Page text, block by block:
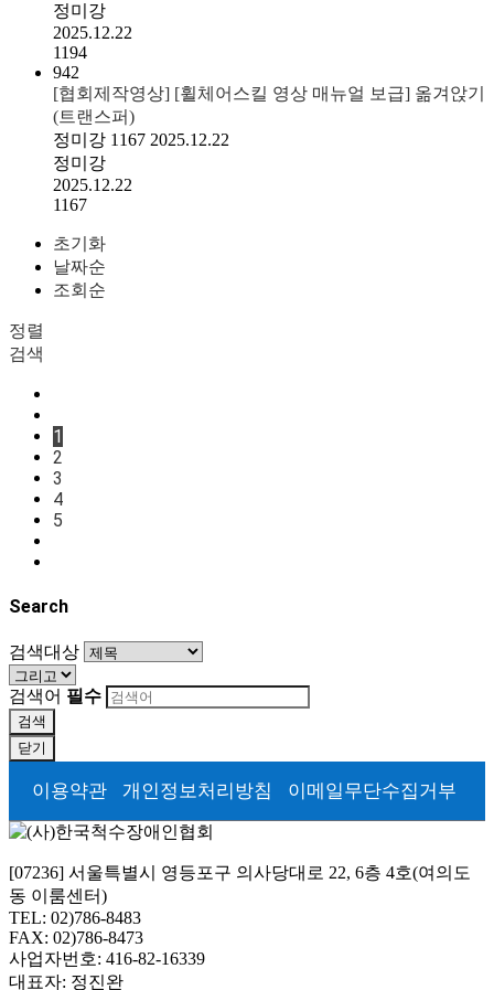
정미강
2025.12.22
1194
942
[협회제작영상] [휠체어스킬 영상 매뉴얼 보급] 옮겨앉기
(트랜스퍼)
정미강 1167 2025.12.22
정미강
2025.12.22
1167
초기화
날짜순
조회순
정렬
검색
1
2
3
4
5
Search
검색대상
검색어 필수
검색
닫기
이용약관 개인정보처리방침 이메일무단수집거부
[07236] 서울특별시 영등포구 의사당대로 22, 6층 4호(여의도
동 이룸센터)
TEL: 02)786-8483
FAX: 02)786-8473
사업자번호: 416-82-16339
대표자: 정진완